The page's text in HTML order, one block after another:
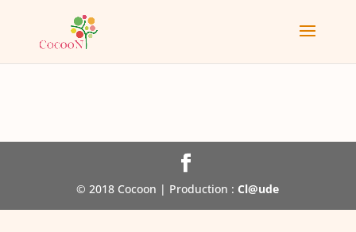
© 2018 Cocoon | Production : Cl@ude